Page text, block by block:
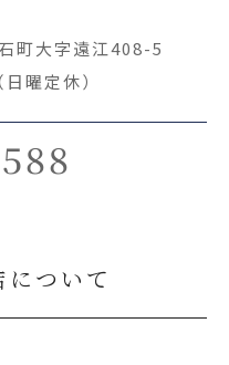
町大字遠江408-5
曜定休）
ついて